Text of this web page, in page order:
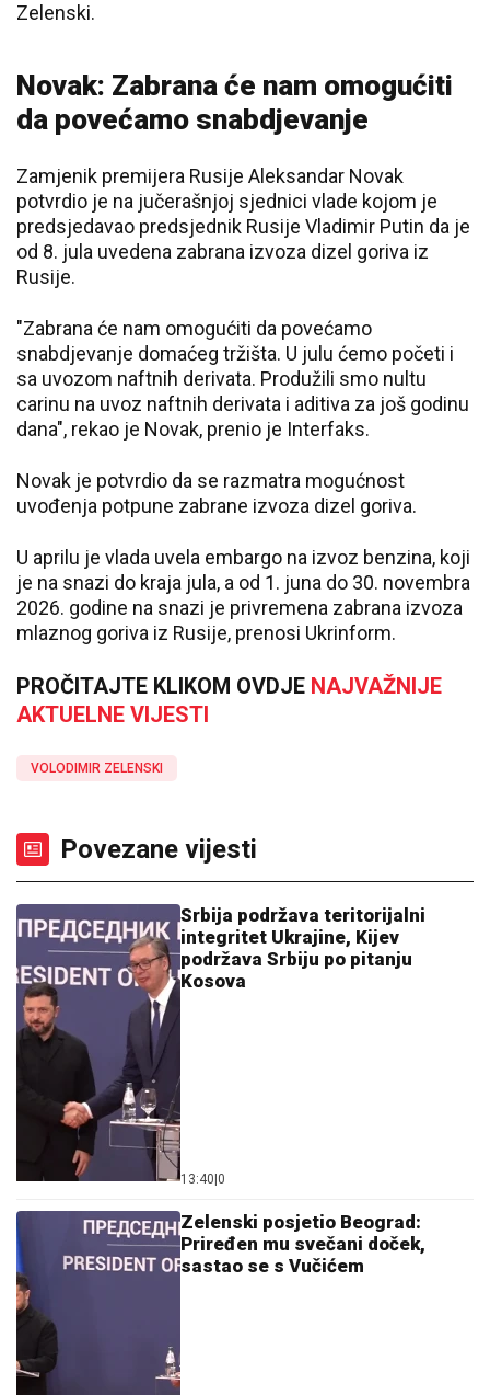
Zelenski.
Novak: Zabrana će nam omogućiti
da povećamo snabdjevanje
Zamjenik premijera Rusije Aleksandar Novak
potvrdio je na jučerašnjoj sjednici vlade kojom je
predsjedavao predsjednik Rusije Vladimir Putin da je
od 8. jula uvedena zabrana izvoza dizel goriva iz
Rusije.
"Zabrana će nam omogućiti da povećamo
snabdjevanje domaćeg tržišta. U julu ćemo početi i
sa uvozom naftnih derivata. Produžili smo nultu
carinu na uvoz naftnih derivata i aditiva za još godinu
dana", rekao je Novak, prenio je Interfaks.
Novak je potvrdio da se razmatra mogućnost
uvođenja potpune zabrane izvoza dizel goriva.
U aprilu je vlada uvela embargo na izvoz benzina, koji
je na snazi do kraja jula, a od 1. juna do 30. novembra
2026. godine na snazi je privremena zabrana izvoza
mlaznog goriva iz Rusije, prenosi Ukrinform.
PROČITAJTE KLIKOM OVDJE NAJVAŽNIJE
AKTUELNE VIJESTI
VOLODIMIR ZELENSKI
Povezane vijesti
Srbija podržava teritorijalni
integritet Ukrajine, Kijev
podržava Srbiju po pitanju
Kosova
13:40 0
Zelenski posjetio Beograd:
Priređen mu svečani doček,
sastao se s Vučićem